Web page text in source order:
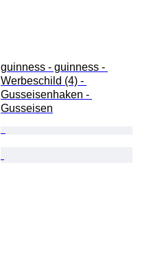
guinness - guinness -
Werbeschild (4) -
Gusseisenhaken -
Gusseisen